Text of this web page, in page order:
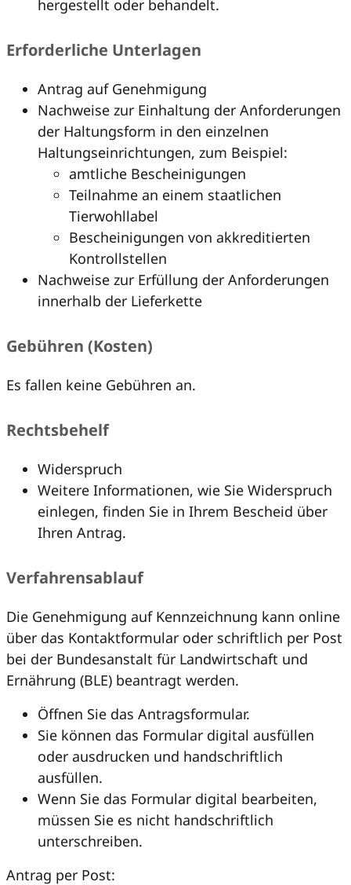
hergestellt oder behandelt.
Erforderliche Unterlagen
Antrag auf Genehmigung
Nachweise zur Einhaltung der Anforderungen
der Haltungsform in den einzelnen
Haltungseinrichtungen, zum Beispiel:
amtliche Bescheinigungen
Teilnahme an einem staatlichen
Tierwohllabel
Bescheinigungen von akkreditierten
Kontrollstellen
Nachweise zur Erfüllung der Anforderungen
innerhalb der Lieferkette
Gebühren (Kosten)
Es fallen keine Gebühren an.
Rechtsbehelf
Widerspruch
Weitere Informationen, wie Sie Widerspruch
einlegen, finden Sie in Ihrem Bescheid über
Ihren Antrag.
Verfahrensablauf
Die Genehmigung auf Kennzeichnung kann online
über das Kontaktformular oder schriftlich per Post
bei der Bundesanstalt für Landwirtschaft und
Ernährung (BLE) beantragt werden.
Öffnen Sie das Antragsformular.
Sie können das Formular digital ausfüllen
oder ausdrucken und handschriftlich
ausfüllen.
Wenn Sie das Formular digital bearbeiten,
müssen Sie es nicht handschriftlich
unterschreiben.
Antrag per Post: